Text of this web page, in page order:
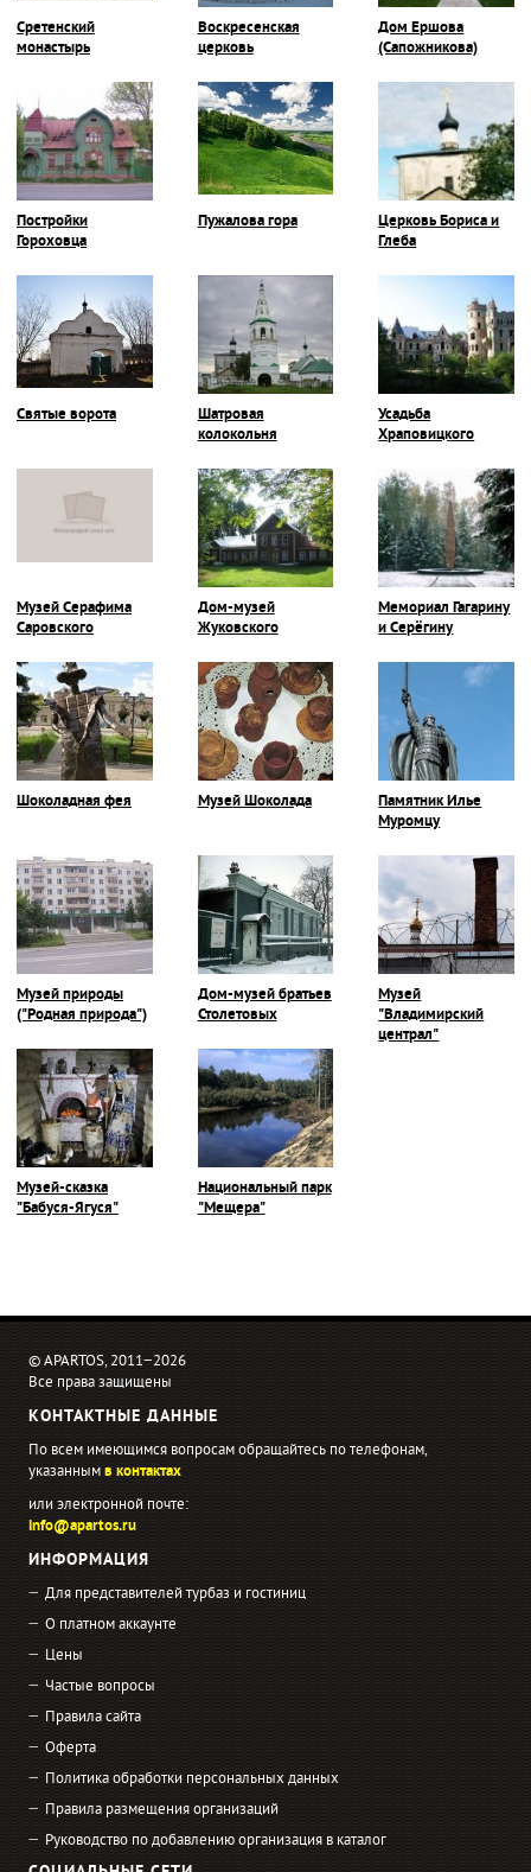
Сретенский
монастырь
Воскресенская
церковь
Дом Ершова
(Сапожникова)
Постройки
Гороховца
Пужалова гора
Церковь Бориса и
Глеба
Святые ворота
Шатровая
колокольня
Усадьба
Храповицкого
Музей Серафима
Саровского
Дом-музей
Жуковского
Мемориал Гагарину
и Серёгину
Шоколадная фея Музей Шоколада
Памятник Илье
Муромцу
Музей природы
("Родная природа")
Дом-музей братьев
Столетовых
Музей
"Владимирский
централ"
Музей-сказка
"Бабуся-Ягуся"
Национальный парк
"Мещера"
© APARTOS, 2011−2026
Все права защищены
КОНТАКТНЫЕ ДАННЫЕ
По всем имеющимся вопросам обращайтесь по телефонам,
указаннымв контактах
или электронной почте:
info@apartos.ru
ИНФОРМАЦИЯ
Для представителей турбаз и гостиниц
О платном аккаунте
Цены
Частые вопросы
Правила сайта
Оферта
Политика обработки персональных данных
Правила размещения организаций
Руководство по добавлению организация в каталог